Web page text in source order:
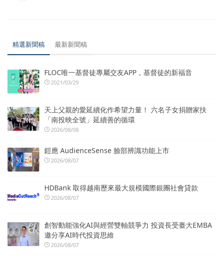
精選新聞稿 最新新聞稿
FLOC唯一基督徒專屬交友APP，基督徒的新福音
2021/03/29
天上父親的愛延續化作希望力量！ 六名子女捐贈家扶
「南投映全號」延續善的循環
2026/08/08
鎧應 AudienceSense 臉部辨識功能上市
2026/08/07
HDBank 取得越南歷來最大規模國際銀團社會貸款
2026/08/07
創智動能強化AI與經營雙軸競爭力 投資長受臺大EMBA
邀分享AI時代投資思維
2026/08/07